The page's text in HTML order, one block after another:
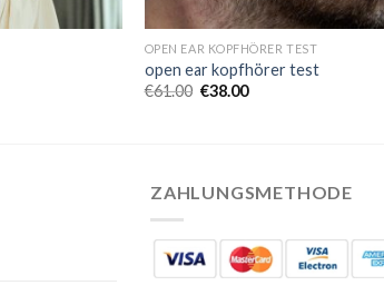
OPEN EAR KOPFHÖRER TEST
open ear kopfhörer test
€61.00 €38.00
ZAHLUNGSMETHODE